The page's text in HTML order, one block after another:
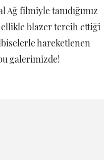
filmiyle tanıdığımız
blazer tercih ettiği
hareketlenen
galerimizde!